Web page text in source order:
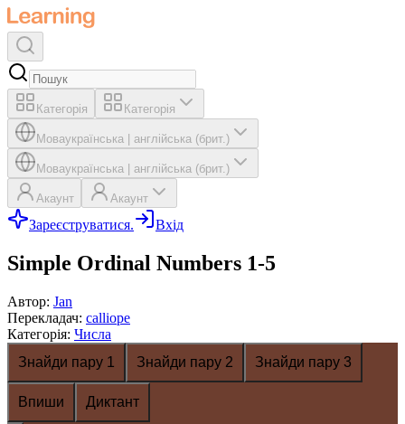
Категорія Категорія
Моваукраїнська англійська (брит.)
Моваукраїнська англійська (брит.)
Акаунт Акаунт
Зареєструватися. Вхід
Simple Ordinal Numbers 1-5
Автор: Jan
Перекладач: calliope
Категорія: Числа
Знайди пару 1
Знайди пару 2 Знайди пару 3
Впиши Диктант